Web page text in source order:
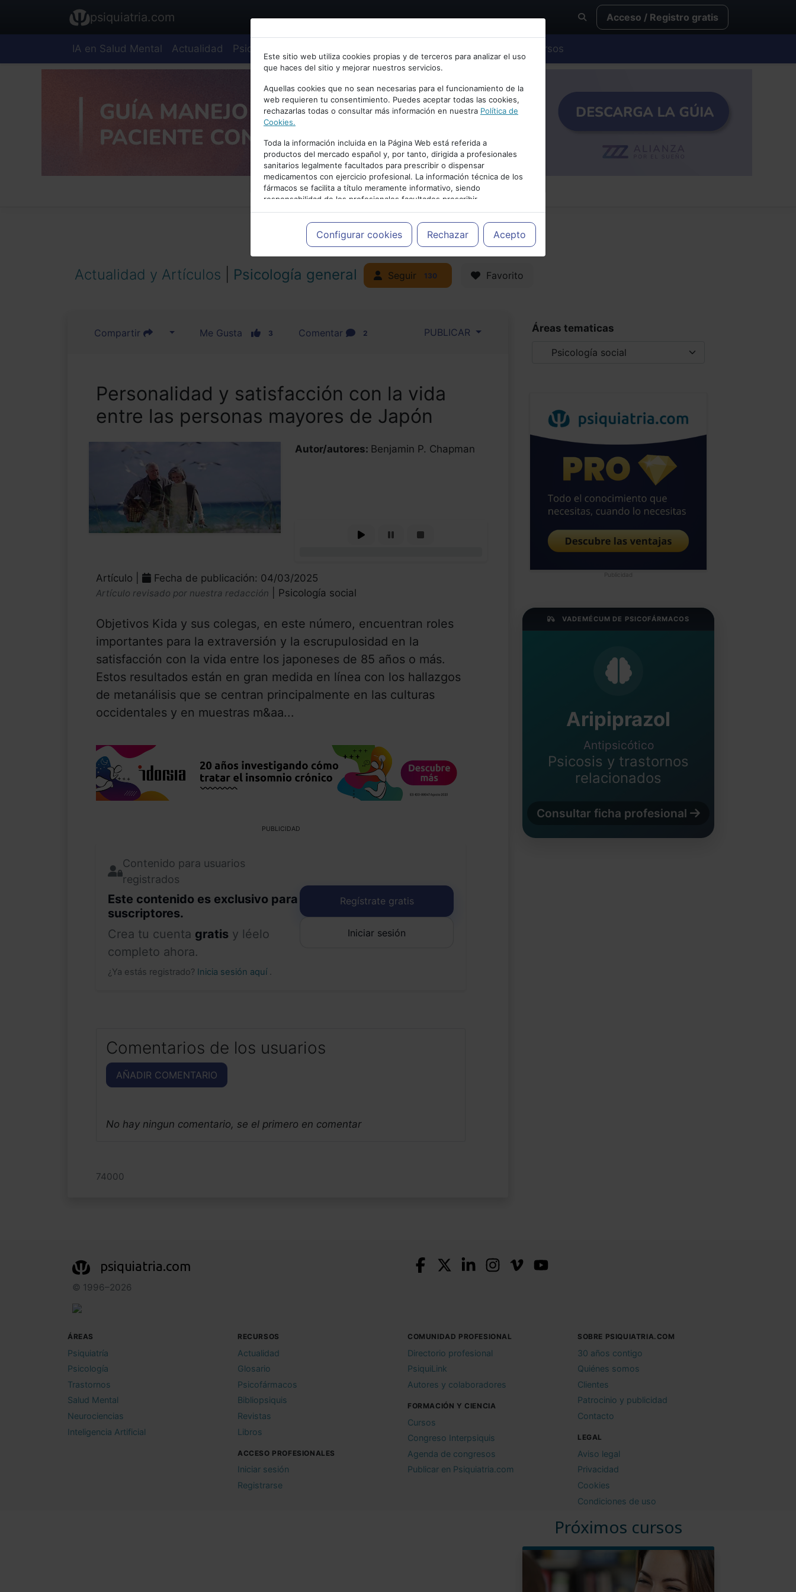
Bienvenid@ a psiquiatria.com
Escribe tu Email
Accede o regístrate con tu email.
Cancelar
psiquiatria.com Acceso / Registro gratis
IA en Salud Mental Actualidad Psiquiatría Cursos
Este sitio web utiliza cookies propias y de terceros para analizar el uso
que haces del sitio y mejorar nuestros servicios.
Aquellas cookies que no sean necesarias para el funcionamiento de la
web requieren tu consentimiento. Puedes aceptar todas las cookies,
rechazarlas todas o consultar más información en nuestra Política de
Cookies.
Toda la información incluida en la Página Web está referida a
productos del mercado español y, por tanto, dirigida a profesionales
sanitarios legalmente facultados para prescribir o dispensar
medicamentos con ejercicio profesional. La información técnica de los
fármacos se facilita a título meramente informativo, siendo
responsabilidad de los profesionales facultados prescribir
medicamentos y decidir, en cada caso concreto, el tratamiento más
adecuado a las necesidades del paciente.
Configurar cookies Rechazar Acepto
PUBLICIDAD
Actualidad y Artículos Psicología general Seguir 130 Favorito
Compartir Me Gusta 3 Comentar 2 PUBLICAR
Personalidad y satisfacción con la vida
entre las personas mayores de Japón
Autor/autores: Benjamin P. Chapman
Artículo | Fecha de publicación: 04/03/2025
Artículo revisado por nuestra redacción | Psicología social
Objetivos Kida y sus colegas, en este número, encuentran roles
importantes para la extraversión y la escrupulosidad en la
satisfacción con la vida entre los japoneses de 85 años o más.
Estos resultados están en gran medida en línea con los hallazgos
de metanálisis que se centran principalmente en las culturas
occidentales y en muestras m&aa...
PUBLICIDAD
Contenido para usuarios
registrados
Este contenido es exclusivo para
suscriptores.
Crea tu cuenta gratis y léelo
completo ahora.
¿Ya estás registrado? Inicia sesión aquí .
Regístrate gratis
Iniciar sesión
Comentarios de los usuarios
AÑADIR COMENTARIO
No hay ningun comentario, se el primero en comentar
74000
Áreas tematicas
Publicidad
VADEMÉCUM DE PSICOFÁRMACOS
Aripiprazol
Antipsicótico
Psicosis y trastornos
relacionados
Consultar ficha profesional
Próximos cursos
psiquiatria.com
© 1996–2026
ÁREAS
Psiquiatría
Psicología
Trastornos
Salud Mental
Neurociencias
Inteligencia Artificial
RECURSOS
Actualidad
Glosario
Psicofármacos
Bibliopsiquis
Revistas
Libros
ACCESO PROFESIONALES
Iniciar sesión
Registrarse
COMUNIDAD PROFESIONAL
Directorio profesional
PsiquiLink
Autores y colaboradores
FORMACIÓN Y CIENCIA
Cursos
Congreso Interpsiquis
Agenda de congresos
Publicar en Psiquiatria.com
SOBRE PSIQUIATRIA.COM
30 años contigo
Quiénes somos
Clientes
Patrocinio y publicidad
Contacto
LEGAL
Aviso legal
Privacidad
Cookies
Condiciones de uso